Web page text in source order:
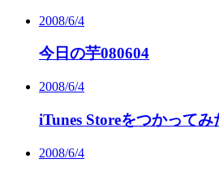
2008/6/4
今日の芋080604
2008/6/4
iTunes Storeをつかってみ
2008/6/4